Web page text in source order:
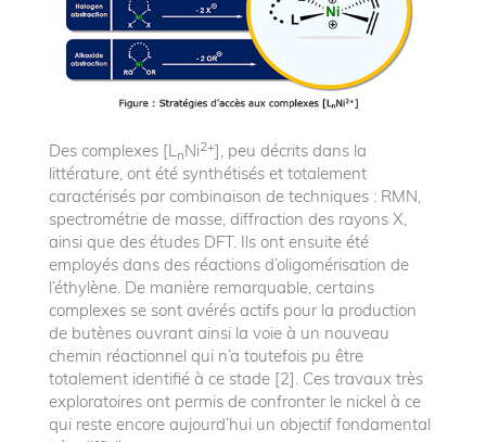
Des complexes [LnNi2+], peu décrits dans la
littérature, ont été synthétisés et totalement
caractérisés par combinaison de techniques : RMN,
spectrométrie de masse, diffraction des rayons X,
ainsi que des études DFT. Ils ont ensuite été
employés dans des réactions d’oligomérisation de
l’éthylène. De manière remarquable, certains
complexes se sont avérés actifs pour la production
de butènes ouvrant ainsi la voie à un nouveau
chemin réactionnel qui n’a toutefois pu être
totalement identifié à ce stade [2]. Ces travaux très
exploratoires ont permis de confronter le nickel à ce
qui reste encore aujourd’hui un objectif fondamental